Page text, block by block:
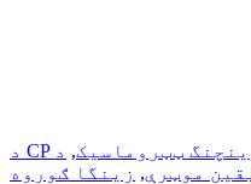
ټټروماسیک, د
موټرې, زینگا ګوروه